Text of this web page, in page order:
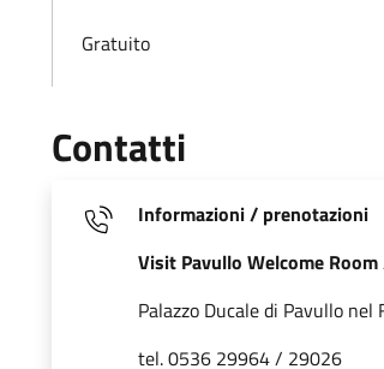
Gratuito
Contatti
Informazioni / prenotazioni
Visit Pavullo Welcome
Palazzo Ducale di Pavullo
tel. 0536 29964 / 29026